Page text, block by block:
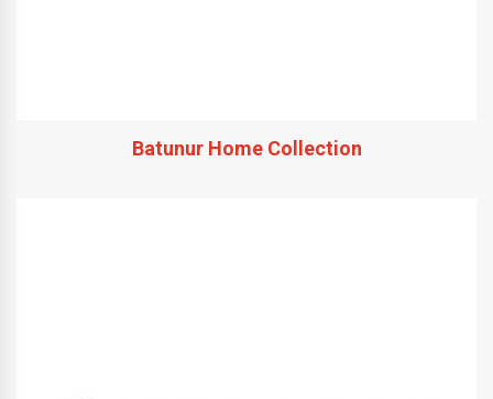
Batunur Home Collection